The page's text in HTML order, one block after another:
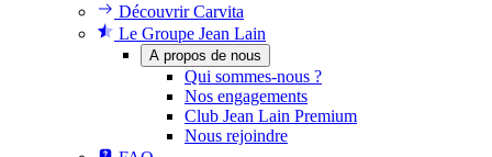
Découvrir Carvita
Le Groupe Jean Lain
A propos de nous
Qui sommes-nous ?
Nos engagements
Club Jean Lain Premium
Nous rejoindre